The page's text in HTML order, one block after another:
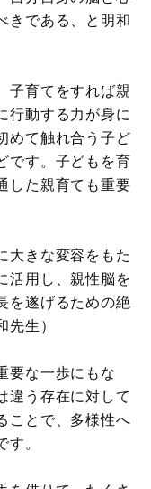
きである、と明和
子育てをすれば親
行動する力が身に
めて触れ合う子ど
です。子どもを育
した親育ても重要
大きな変容をもた
活用し、親性脳を
を遂げるための絶
生）
要な一歩にもな
違う存在に対して
ことで、多様性へ
。